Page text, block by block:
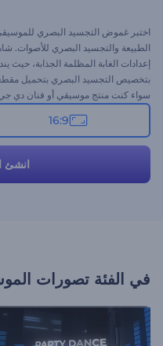
اختبر غموض التجسيد البصري
الطبيعة والتجسيد البصري للأصوات.
إعدادات الغابة المظلمة الجذابة، حيث
بتخصيص التجسيد البصري بتحميل
سواء كنت منتج موسيقي أو فنان دي جي
الموسيقي، ستجد هذا التجسيد البصري
16:9
انشئ
في الفئة تصورات